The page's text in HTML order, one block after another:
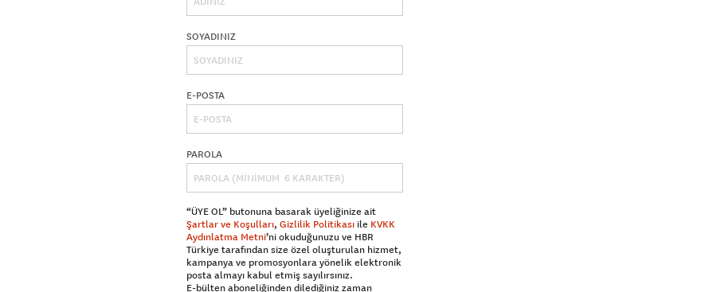
SOYADINIZ
E-POSTA
PAROLA
“ÜYE OL” butonuna basarak üyeliğinize ait
Şartlar ve Koşulları, Gizlilik Politikası ile KVKK
Aydınlatma Metni’ni okuduğunuzu ve HBR
Türkiye tarafından size özel oluşturulan hizmet,
kampanya ve promosyonlara yönelik elektronik
posta almayı kabul etmiş sayılırsınız.
E-bülten aboneliğinden dilediğiniz zaman